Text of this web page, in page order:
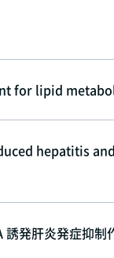
lipid
hepatitis
誘発肝炎発症抑